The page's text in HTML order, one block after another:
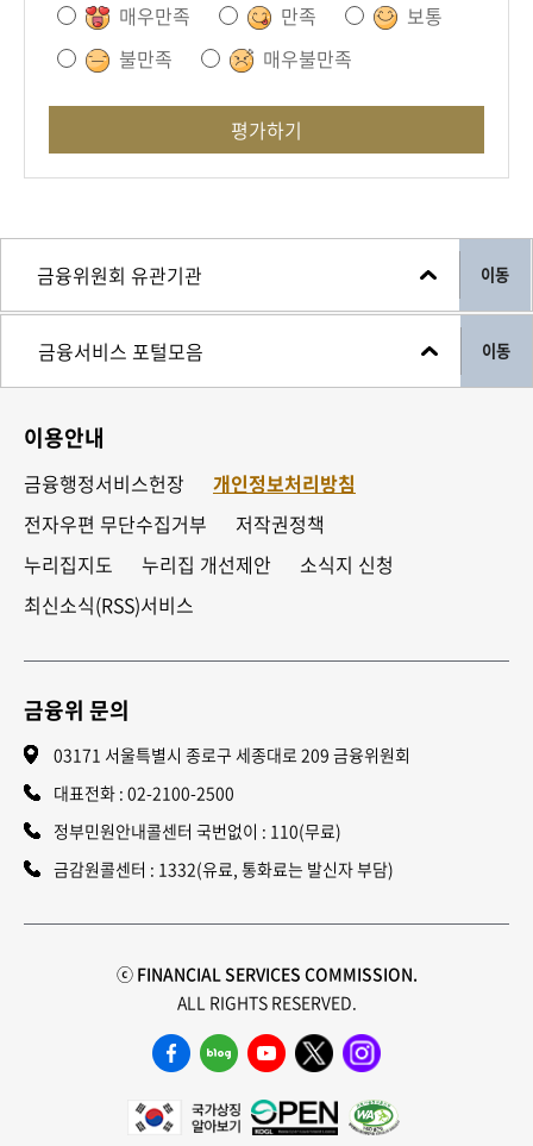
매우만족
만족
보통
불만족
매우불만족
평가하기
이동
이동
이용안내
금융행정서비스헌장
개인정보처리방침
전자우편 무단수집거부
저작권정책
누리집지도
누리집 개선제안
소식지 신청
최신소식(RSS)서비스
금융위 문의
03171 서울특별시 종로구 세종대로 209 금융위원회
대표전화 : 02-2100-2500
정부민원안내콜센터 국번없이 : 110(무료)
금감원콜센터 : 1332(유료, 통화료는 발신자 부담)
ⓒ FINANCIAL SERVICES COMMISSION.
ALL RIGHTS RESERVED.